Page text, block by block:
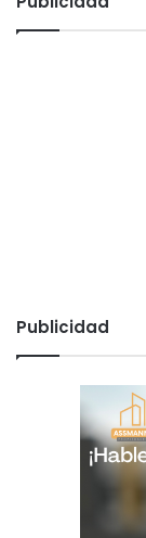
Publicidad